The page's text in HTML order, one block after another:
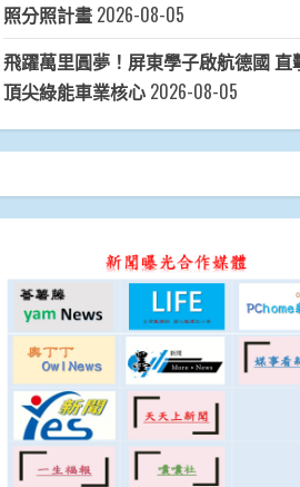
照分照計畫 2026-08-05
飛躍萬里圓夢！屏東學子啟航德國 直
頂尖綠能車業核心 2026-08-05